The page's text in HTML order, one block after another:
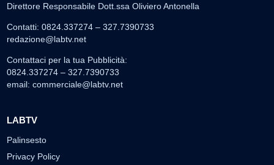
Direttore Responsabile Dott.ssa Oliviero Antonella
Contatti: 0824.337274 – 327.7390733
redazione@labtv.net
Contattaci per la tua Pubblicità:
0824.337274 – 327.7390733
email: commerciale@labtv.net
LABTV
Palinsesto
Privacy Policy